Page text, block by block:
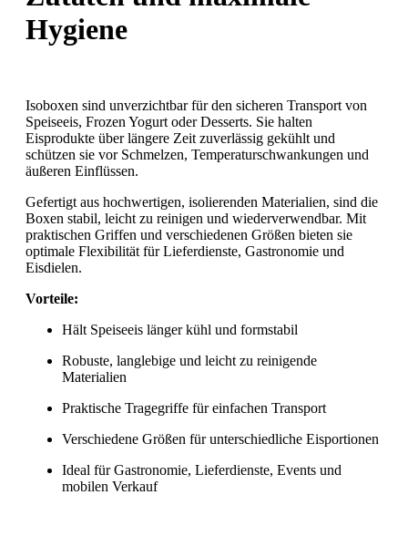
Hygiene
Isoboxen sind unverzichtbar für den sicheren Transport von
Speiseeis, Frozen Yogurt oder Desserts. Sie halten
Eisprodukte über längere Zeit zuverlässig gekühlt und
schützen sie vor Schmelzen, Temperaturschwankungen und
äußeren Einflüssen.
Gefertigt aus hochwertigen, isolierenden Materialien, sind die
Boxen stabil, leicht zu reinigen und wiederverwendbar. Mit
praktischen Griffen und verschiedenen Größen bieten sie
optimale Flexibilität für Lieferdienste, Gastronomie und
Eisdielen.
Vorteile:
Hält Speiseeis länger kühl und formstabil
Robuste, langlebige und leicht zu reinigende
Materialien
Praktische Tragegriffe für einfachen Transport
Verschiedene Größen für unterschiedliche Eisportionen
Ideal für Gastronomie, Lieferdienste, Events und
mobilen Verkauf